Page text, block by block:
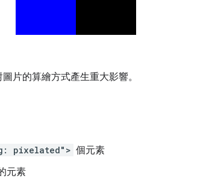
片的算繪方式產生重大影響。
pixelated"> 個元素
元素